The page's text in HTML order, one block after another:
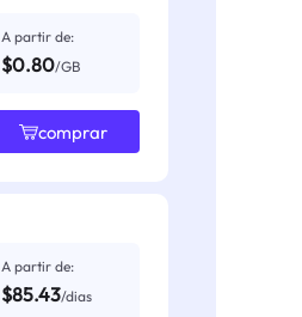
A partir de:
$0.80/GB
comprar
A partir de:
$85.43/dias